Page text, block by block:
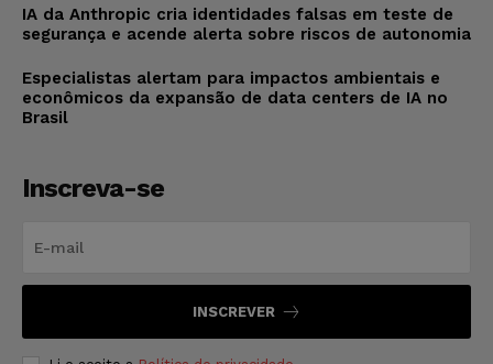
IA da Anthropic cria identidades falsas em teste de
segurança e acende alerta sobre riscos de autonomia
Especialistas alertam para impactos ambientais e
econômicos da expansão de data centers de IA no
Brasil
Inscreva-se
INSCREVER